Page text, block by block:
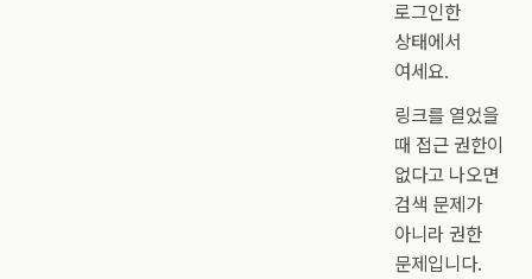
로그인한
상태에서
여세요.
링크를 열었을
때 접근 권한이
없다고 나오면
검색 문제가
아니라 권한
문제입니다.